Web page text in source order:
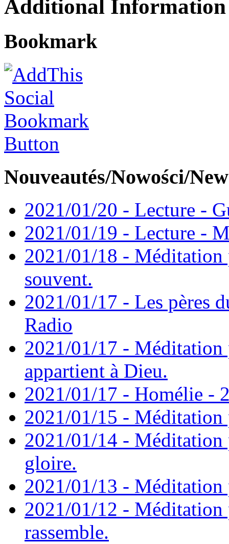
Additional Information
Bookmark
Nouveautés/Nowości/
2021/01/20 - Lecture -
2021/01/19 - Lecture -
2021/01/18 - Méditation
souvent.
2021/01/17 - Les pères
Radio
2021/01/17 - Méditation
appartient à Dieu.
2021/01/17 - Homélie -
2021/01/15 - Méditation
2021/01/14 - Méditation
gloire.
2021/01/13 - Méditation
2021/01/12 - Méditation
rassemble.